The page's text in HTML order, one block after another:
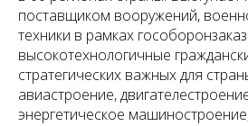
поставщиком вооружений,
техники в рамках
высокотехнологичные
стратегических важных для
авиастроение,
энергетическое